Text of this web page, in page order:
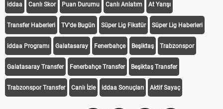
iddaa Canlı Skor Puan Durumu Canlı Anlatım At Yarışı
Transfer Haberleri TV'de Bugün Süper Lig Fikstür Süper Lig Haberleri
iddaa Programı Galatasaray Fenerbahçe Beşiktaş Trabzonspor
Galatasaray Transfer Fenerbahçe Transfer Beşiktaş Transfer
Trabzonspor Transfer Canlı İzle iddaa Sonuçları Aktif Sayaç